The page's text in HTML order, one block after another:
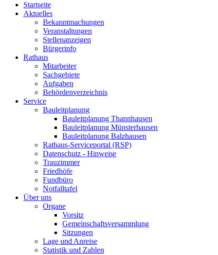
Startseite
Aktuelles
Bekanntmachungen
Veranstaltungen
Stellenanzeigen
Bürgerinfo
Rathaus
Mitarbeiter
Sachgebiete
Aufgaben
Behördenverzeichnis
Service
Bauleitplanung
Bauleitplanung Thannhausen
Bauleitplanung Münsterhausen
Bauleitplanung Balzhausen
Rathaus-Serviceportal (RSP)
Datenschutz - Hinweise
Trauzimmer
Friedhöfe
Fundbüro
Notfalltafel
Über uns
Organe
Vorsitz
Gemeinschaftsversammlung
Sitzungen
Lage und Anreise
Statistik und Zahlen